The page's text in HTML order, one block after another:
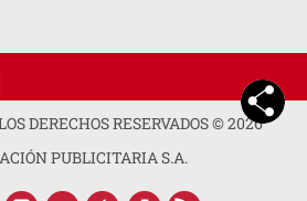
DERECHOS RESERVADOS ©2026
PUBLICITARIA S.A.